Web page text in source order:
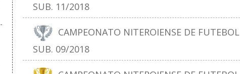
SUB. 11/2018
CAMPEONATO NITEROIENSE DE FUTEBOL
SUB. 09/2018